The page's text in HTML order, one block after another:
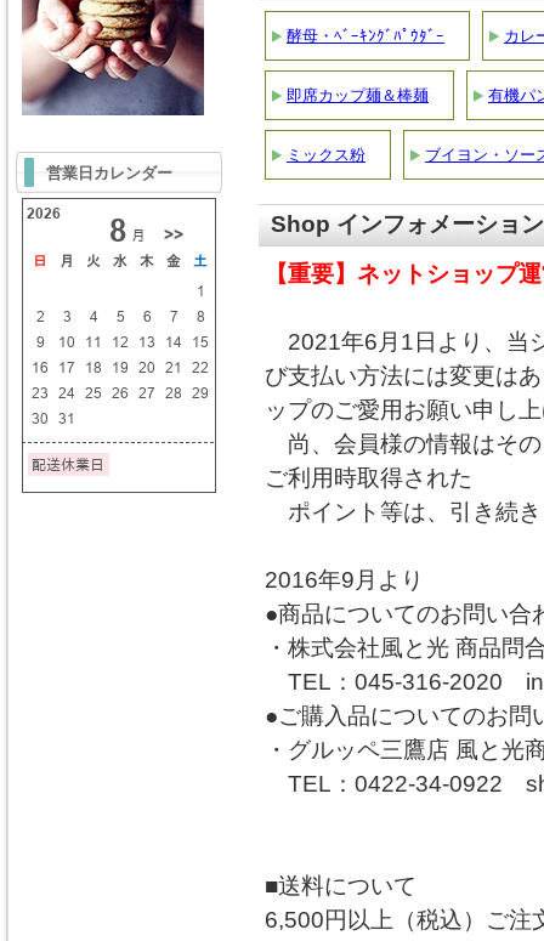
酵母・ﾍﾞｰｷﾝｸﾞﾊﾟｳﾀﾞｰ カレ
即席カップ麺＆棒麺 有機パ
ミックス粉 ブイヨン・ソー
Shop インフォメーション
【重要】ネットショップ
2021年6月1日より、当
び支払い方法には変更は
ップのご愛用お願い申し
尚、会員様の情報はそ
ご利用時取得された
ポイント等は、引き続
2016年9月より
●商品についてのお問い合
・株式会社風と光 商品問
TEL：045-316-2020
●ご購入品についてのお問
・グルッペ三鷹店 風と光
TEL：0422-34-0922
■送料について
6,500円以上（税込）ご注
営業日カレンダー